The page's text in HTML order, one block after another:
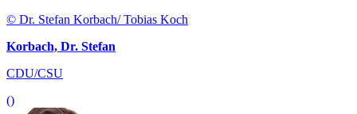
© Dr. Stefan Korbach/ Tobias Koch
Korbach, Dr. Stefan
CDU/CSU
()